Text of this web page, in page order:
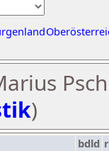
)
bdld